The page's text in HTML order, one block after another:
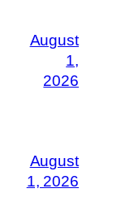
August
1,
2026
August
1, 2026